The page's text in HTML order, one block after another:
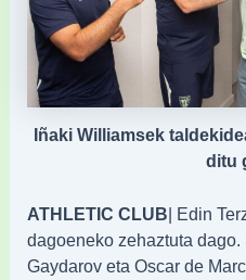
Iñaki Williamsek
ditu
ATHLETIC CLUB| Edin
dagoeneko zehaztuta
Gaydarov eta Oscar de